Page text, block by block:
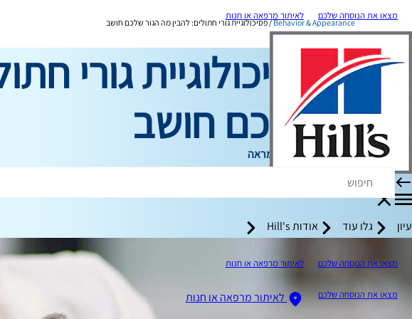
מצאו את הנוסחה שלכם לאיתור מרפאה או חנות
עיון גלו עוד אודות Hill's
מצאו את הנוסחה שלכם לאיתור מרפאה או חנות
מצאו את הנוסחה שלכם לאיתור מרפאה או חנות
Behavior & Appearance פסיכולוגיית גורי חתולים: להבין מה הגור שלכם חושב
פסיכולוגיית גורי
שלכם חושב
התנהגות ומראה
כותב צוות